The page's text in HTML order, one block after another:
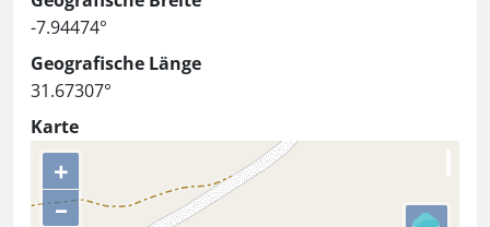
-7.94474°
Geografische Länge
31.67307°
Karte
+
–